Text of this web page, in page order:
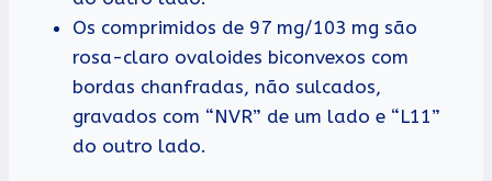
Os comprimidos de 97 mg/103 mg são
rosa-claro ovaloides biconvexos com
bordas chanfradas, não sulcados,
gravados com “NVR” de um lado e “L11”
do outro lado.